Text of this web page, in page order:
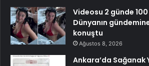
Videosu 2 günde
Dünyanın
konuştu
Ağustos 8, 2026
Ankara’da Sağanak